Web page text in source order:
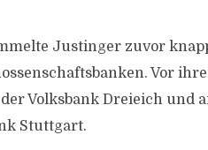
Justinger zuvor
Vor
Volksbank Dreieich und
Stuttgart.